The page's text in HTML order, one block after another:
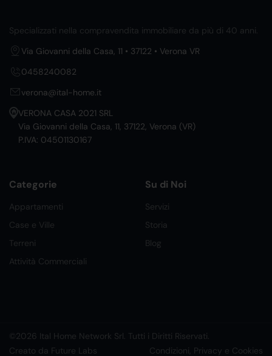
Specializzati nella compravendita immobiliare da più di 40 anni.
Via Giovanni della Casa, 11 • 37122 • Verona VR
0458240082
verona@ital-home.it
VERONA CASA 2021 SRL
Via Giovanni della Casa, 11, 37122, Verona (VR)
P.IVA: 04501130167
Categorie
Appartamenti
Case e Ville
Terreni
Attività Commerciali
Su di Noi
Servizi
Storia
Blog
©2026 Ital Home Network Srl. Tutti i Diritti Riservati.
Creato da Future Labs
Condizioni, Privacy e Cookies